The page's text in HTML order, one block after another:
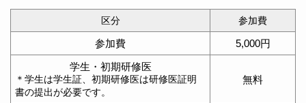
区分 参加費
参加費
5,000円
学生・初期研修医
＊学生は学生証、初期研修医は研修医証明
書の提出が必要です。
無料